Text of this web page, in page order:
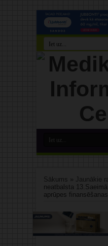
Sākums » Jaunākie
neatbalsta
aprūpes